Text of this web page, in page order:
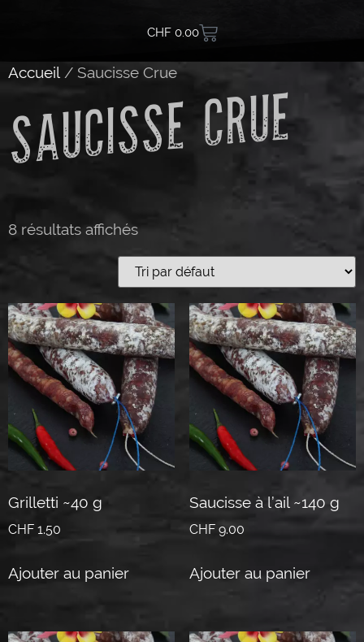
CHF0.00
Accueil / Saucisse Crue
SAUCISSE CRUE
8 résultats affichés
Grilletti ~40 g
CHF 1.50
Ajouter au panier
Saucisse à l’ail ~140 g
CHF9.00
Ajouter au panier